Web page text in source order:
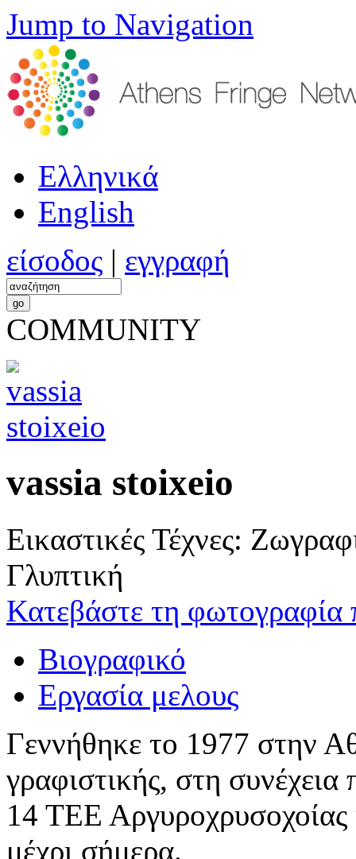
Jump to Navigation
Ελληνικά
English
είσοδος | εγγραφή
COMMUNITY
vassia stoixeio
Εικαστικές Τέχνες:
Γλυπτική
Κατεβάστε τη φωτογραφία
Βιογραφικό
Εργασία μελους
Γεννήθηκε το 1977 στην
γραφιστικής, στη
14 ΤΕΕ Αργυροχρυσοχοίας
μέχρι σήμερα.